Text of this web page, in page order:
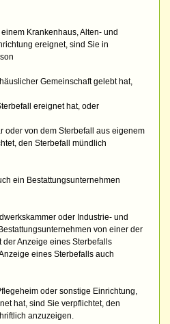
Krankenhaus, Alten- und
ereignet, sind Sie in
Gemeinschaft gelebt hat,
ereignet hat, oder
oder von dem Sterbefall aus eigenem
den Sterbefall mündlich
ein Bestattungsunternehmen
oder Industrie- und
von einer der
Anzeige eines Sterbefalls
eines Sterbefalls auch
oder sonstige Einrichtung,
hat, sind Sie verpflichtet, den
anzuzeigen.